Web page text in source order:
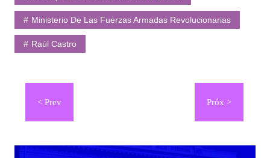
Ministerio De Las Fuerzas Armadas Revolucionarias
Raúl Castro
Navegación
entradas